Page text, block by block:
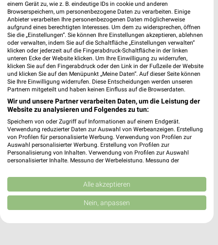
2,48 km
dm Mülheim an der Ruhr
Hans-Böckler-Platz 10
45468 Mülheim an der Ruhr
Heute 08:00 - 20:00 Uhr | Geschlossen
2,82 km
einem Gerät zu, wie z. B. eindeutige IDs in cookie und anderen
Browserspeichern, um personenbezogene Daten zu verarbeiten. Einige
Anbieter verarbeiten Ihre personenbezogenen Daten möglicherweise
aufgrund eines berechtigten Interesses. Um dem zu widersprechen, öffnen
Sie die „Einstellungen“. Sie können Ihre Einstellungen akzeptieren, ablehnen
oder verwalten, indem Sie auf die Schaltfläche „Einstellungen verwalten“
klicken oder jederzeit auf die Fingerabdruck-Schaltfläche in der linken
unteren Ecke der Website klicken. Um Ihre Einwilligung zu widerrufen,
klicken Sie auf den Fingerabdruck oder den Link in der Fußzeile der Website
und klicken Sie auf den Menüpunkt „Meine Daten“. Auf dieser Seite können
Sie Ihre Einwilligung widerrufen. Diese Entscheidungen werden unseren
Partnern mitgeteilt und haben keinen Einfluss auf die Browserdaten.
Wir und unsere Partner verarbeiten Daten, um die Leistung der
Website zu analysieren und Folgendes zu tun:
Speichern von oder Zugriff auf Informationen auf einem Endgerät.
Verwendung reduzierter Daten zur Auswahl von Werbeanzeigen. Erstellung
von Profilen für personalisierte Werbung. Verwendung von Profilen zur
Auswahl personalisierter Werbung. Erstellung von Profilen zur
Personalisierung von Inhalten. Verwendung von Profilen zur Auswahl
personalisierter Inhalte. Messung der Werbeleistung. Messung der
Kombinationen von Daten aus verschiedenen Quellen. Entwicklung und
Verbesserung der Angebote. Verwendung reduzierter Daten zur Auswahl
von Inhalten.
Daten können außerhalb der Europäischen Union weitergegeben und in die
Website/App.
Alle akzeptieren
Nein, anpassen